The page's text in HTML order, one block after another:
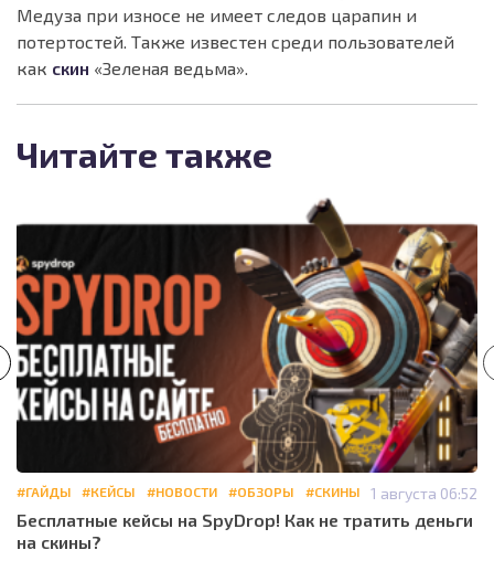
Медуза при износе не имеет следов царапин и
потертостей. Также известен среди пользователей
как скин «Зеленая ведьма».
Читайте также
#ГАЙДЫ #КЕЙСЫ #НОВОСТИ #ОБЗОРЫ #СКИНЫ 1 августа 06:52
Бесплатные кейсы на SpyDrop! Как не тратить деньги
на скины?